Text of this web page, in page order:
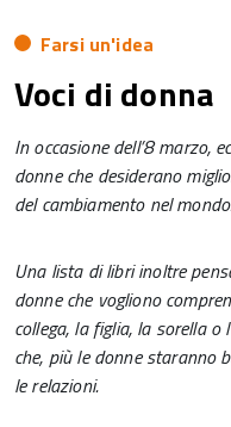
Farsi un'idea
Voci di donna
In occasione dell’8 marzo,
donne che desiderano
del cambiamento nel
Una lista di libri inoltre
donne che vogliono
collega, la figlia, la sorella
che, più le donne staranno
le relazioni.